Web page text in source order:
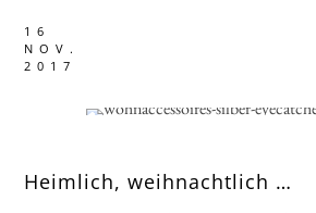
16
NOV.
2017
Heimlich, weihnachtlich …